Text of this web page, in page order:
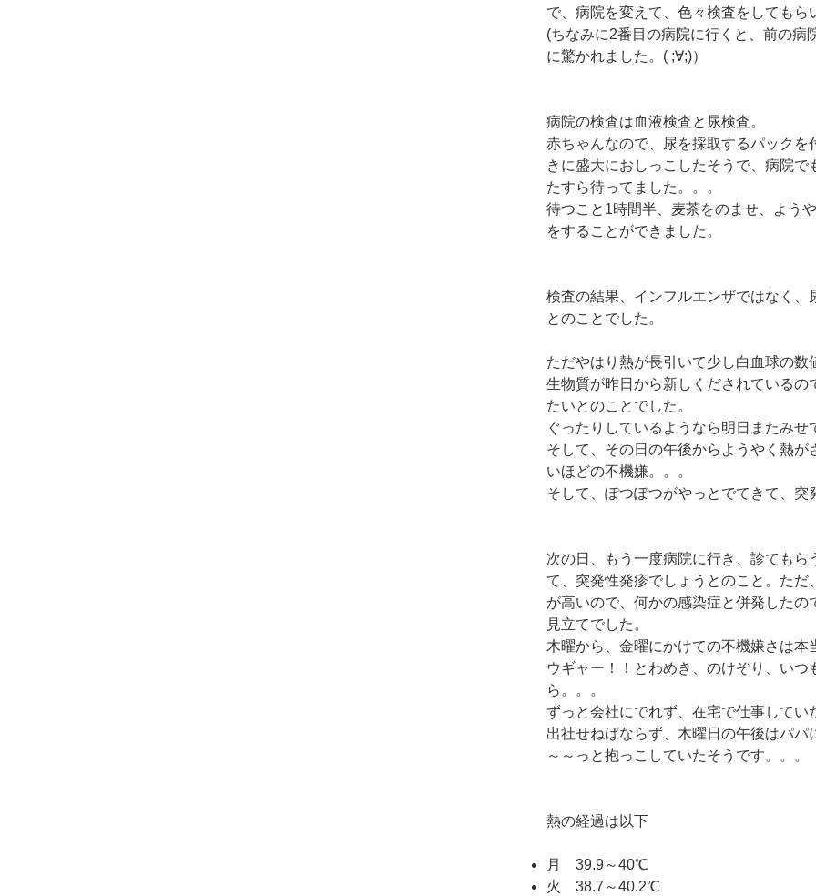
で、病院を変えて、色々検査をしてもら
(ちなみに2番目の病院に行くと、前の病
に驚かれました。( ;∀;)）
病院の検査は血液検査と尿検査。
赤ちゃんなので、尿を採取するパックを
きに盛大におしっこしたそうで、病院
たすら待ってました。。。
待つこと1時間半、麦茶をのませ、よう
をすることができました。
検査の結果、インフルエンザではなく、
とのことでした。
ただやはり熱が長引いて少し白血球の
生物質が昨日から新しくだされているの
たいとのことでした。
ぐったりしているようなら明日またみせ
そして、その日の午後からようやく熱
いほどの不機嫌。。。
そして、ぽつぽつがやっとでてきて、突
次の日、もう一度病院に行き、診ても
て、突発性発疹でしょうとのこと。た
が高いので、何かの感染症と併発した
見立てでした。
木曜から、金曜にかけての不機嫌さは
ウギャー！！とわめき、のけぞり、いつ
ら。。。
ずっと会社にでれず、在宅で仕事してい
出社せねばならず、木曜日の午後はパ
～～っと抱っこしていたそうです。。。
熱の経過は以下
月 39.9～40℃
火 38.7～40.2℃